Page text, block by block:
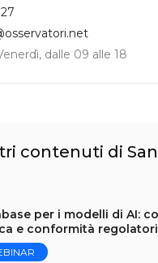
dalle 09 alle 18
contenuti di
per i modelli di AI:
e conformità